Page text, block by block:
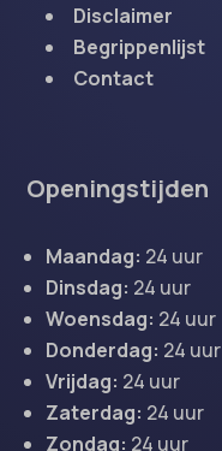
Disclaimer
Begrippenlijst
Contact
Openingstijden
Maandag: 24 uur
Dinsdag: 24 uur
Woensdag: 24 uur
Donderdag: 24 uur
Vrijdag: 24 uur
Zaterdag: 24 uur
Zondag: 24 uur